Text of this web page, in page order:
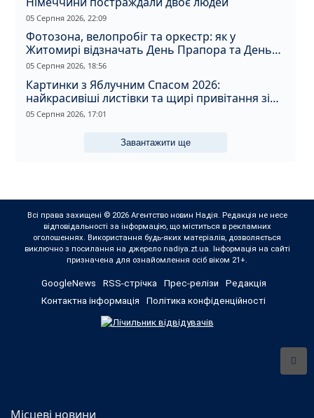
05 Серпня 2026, 22:09
Фотозона, велопробіг та оркестр: як у
Житомирі відзначать День Прапора та День
Незалежності
05 Серпня 2026, 18:56
Картинки з Яблучним Спасом 2026:
найкрасивіші листівки та щирі привітання зі
святом
05 Серпня 2026, 17:01
Завантажити ще
Всі права захищені © 2026 Агентство новин Надія. Редакція не несе
відповідальності за інформацію, що міститься в рекламних
оголошеннях. Використання будь-яких матеріалів, дозволяється
виключно з посилання на джерело nadiya.zt.ua. Інформація на сайті
призначена для ознайомлення осіб віком 21+.
GoogleNews RSS-стрічка Прес-релізи
Редакція
Контактна інформація
Політика конфіденційності
Місцеві новини